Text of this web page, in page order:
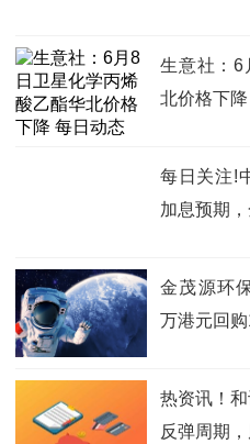
生意社：6
北价格下
每日关注!
加息预期
金茂源环
万港元回
热资讯！
反弹周期